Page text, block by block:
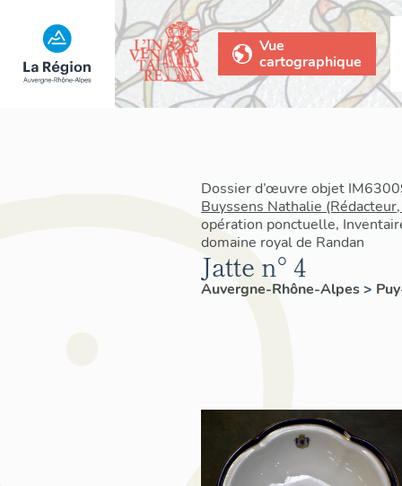
Vue
cartographique
Dossier d’œuvre objet
Buyssens Nathalie
opération ponctuelle,
domaine royal de Randan
Jatte n° 4
Auvergne-Rhône-Alpes>